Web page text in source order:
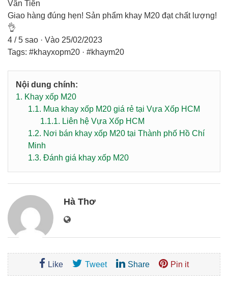
Vân Tiên
Giao hàng đúng hẹn! Sản phẩm khay M20 đạt chất lượng!
👌
4 /5 sao · Vào 25/02/2023
Tags: #khayxopm20 · #khaym20
Nội dung chính:
1. Khay xốp M20
1.1. Mua khay xốp M20 giá rẻ tại Vựa Xốp HCM
1.1.1. Liên hệ Vựa Xốp HCM
1.2. Nơi bán khay xốp M20 tại Thành phố Hồ Chí
Minh
1.3. Đánh giá khay xốp M20
Hà Thơ
Like Tweet Share Pin it